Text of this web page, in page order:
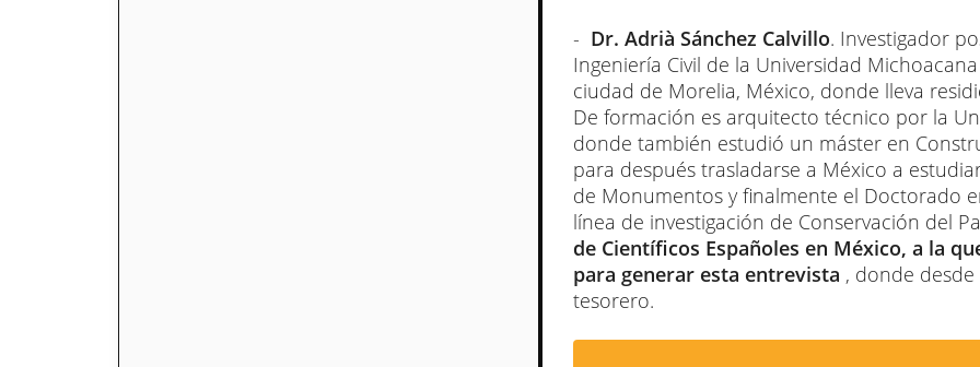
- Dr. Adrià Sánchez Calvillo. Investigador
Ingeniería Civil de la Universidad
ciudad de Morelia, México, donde lleva
De formación es arquitecto técnico por la
donde también estudió un máster en
para después trasladarse a México a
de Monumentos y finalmente el Doctorado
línea de investigación de Conservación del
de Científicos Españoles en México, a la
para generar esta entrevista , donde
tesorero.